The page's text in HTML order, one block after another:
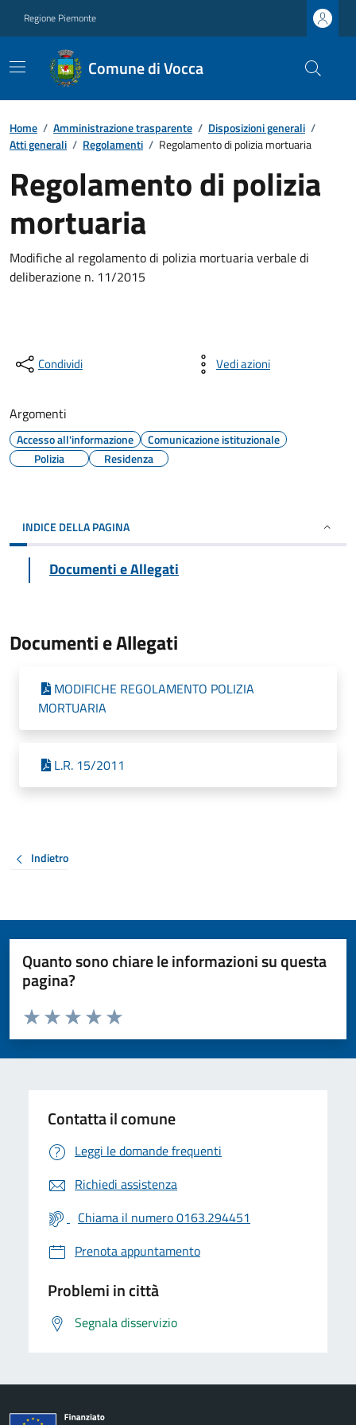
Regione Piemonte
Comune di Vocca
Home / Amministrazione trasparente / Disposizioni generali /
Atti generali / Regolamenti / Regolamento di polizia mortuaria
Regolamento di polizia
mortuaria
Modifiche al regolamento di polizia mortuaria verbale di
deliberazione n. 11/2015
Condividi Vedi azioni
Argomenti
Accesso all'informazione
Comunicazione istituzionale
Polizia
Residenza
INDICE DELLA PAGINA
Documenti e Allegati
Documenti e Allegati
MODIFICHE REGOLAMENTO POLIZIA
MORTUARIA
L.R. 15/2011
Indietro
Quanto sono chiare le informazioni su questa
pagina?
Valuta da 1 a 5 stelle la pagina
Valuta 5 stelle su 5
Valuta 4 stelle su 5
Valuta 3 stelle su 5
Valuta 2 stelle su 5
Valuta 1 stelle su 5
Contatta il comune
Leggi le domande frequenti
Richiedi assistenza
Chiama il numero 0163.294451
Prenota appuntamento
Problemi in città
Segnala disservizio